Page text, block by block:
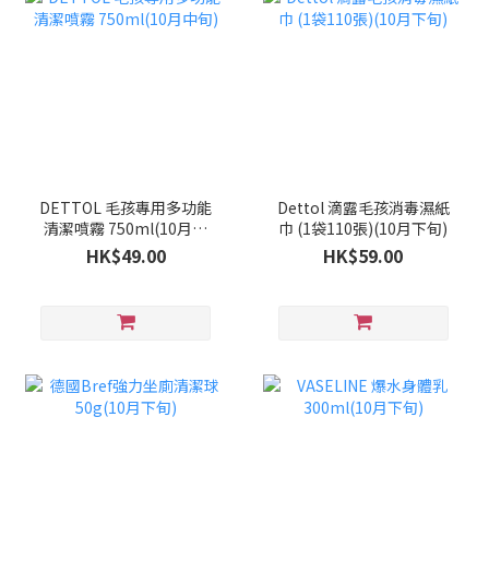
DETTOL 毛孩專用多功能
清潔噴霧 750ml(10月中
旬)
HK$49.00
Dettol 滴露毛孩消毒濕紙
巾 (1袋110張)(10月下旬)
HK$59.00